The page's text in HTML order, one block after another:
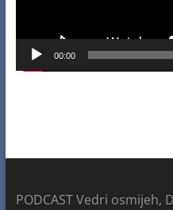
00:00
PODCAST Vedri